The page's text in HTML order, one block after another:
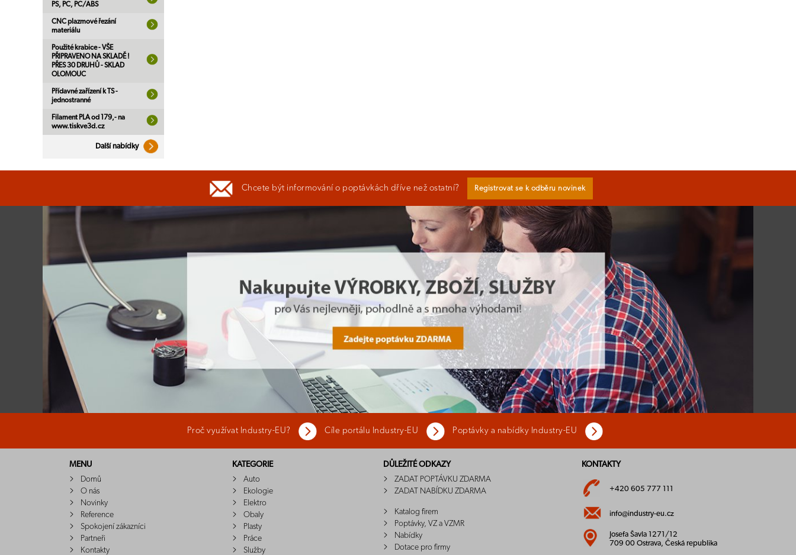
PS, PC, PC/ABS
CNC plazmové řezání
materiálu
Použité krabice - VŠE
PŘIPRAVENO NA SKLADĚ !
PŘES 30 DRUHŮ - SKLAD
OLOMOUC
Přídavné zařízení k TS -
jednostranné
Filament PLA od 179,- na
www.tiskve3d.cz
Další nabídky
Chcete být informování o poptávkách dříve než ostatní? Registrovat se k odběru novinek
Proč využívat Industry-EU? Cíle portálu Industry-EU Poptávky a nabídky Industry-EU
MENU
Domů
O nás
Novinky
Reference
Spokojení zákazníci
Partneři
Kontakty
KATEGORIE
Auto
Ekologie
Elektro
Obaly
Plasty
Práce
Služby
DŮLEŽITÉ ODKAZY
ZADAT POPTÁVKU ZDARMA
ZADAT NABÍDKU ZDARMA
Katalog firem
Poptávky, VZ a VZMR
Nabídky
Dotace pro firmy
KONTAKTY
+420 605 777 111
info@industry-eu.cz
Josefa Šavla 1271/12
709 00 Ostrava, Česká republika